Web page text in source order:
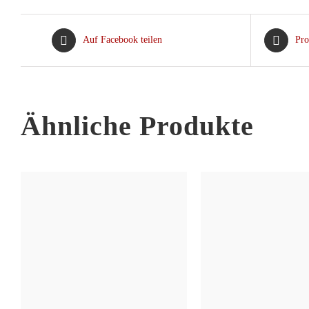
Auf Facebook teilen
Ähnliche Produkte